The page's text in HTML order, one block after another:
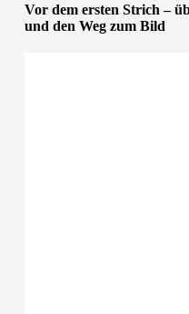
Vor dem ersten Strich –
und den Weg zum Bild